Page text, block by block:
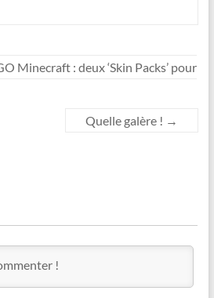
Minecraft : deux ‘Skin Packs’ pour
Quelle galère ! →